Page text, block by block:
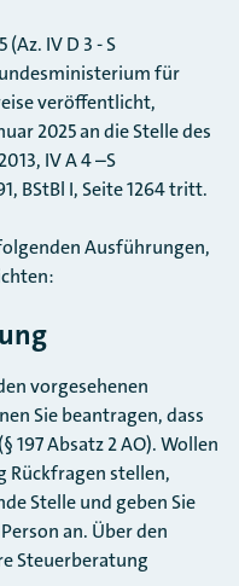
IV D 3 - S
für
veröffentlicht,
2025 an die Stelle des
IV A 4 –S
BStBl I, Seite 1264 tritt.
Ausführungen,
vorgesehenen
Sie beantragen, dass
197 Absatz 2 AO). Wollen
Rückfragen stellen,
Stelle und geben Sie
an. Über den
Steuerberatung